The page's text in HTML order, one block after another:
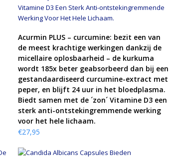
KOOP PRODUCT
Acurmin PLUS – curcumine: bezit een van
de meest krachtige werkingen dankzij de
micellaire oplosbaarheid – de kurkuma
wordt 185x beter geabsorbeerd dan bij een
gestandaardiseerd curcumine-extract met
peper, en blijft 24 uur in het bloedplasma.
Biedt samen met de ´zon´ Vitamine D3 een
sterk anti-ontstekingremmende werking
voor het hele lichaam.
€27,95